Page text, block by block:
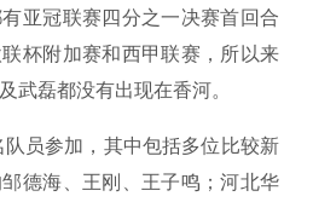
亚冠联赛四分之一决赛首回合
杯附加赛和西甲联赛，所以来
武磊都没有出现在香河。
员参加，其中包括多位比较新
德海、王刚、王子鸣；河北华